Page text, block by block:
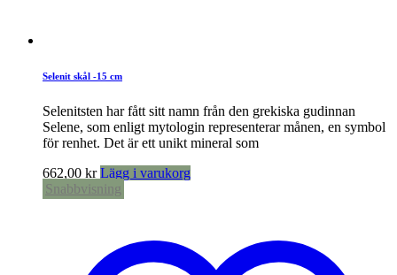
Selenit skål -15 cm
Selenitsten har fått sitt namn från den grekiska gudinnan
Selene, som enligt mytologin representerar månen, en symbol
för renhet. Det är ett unikt mineral som
662,00 kr Lägg i varukorg
Snabbvisning